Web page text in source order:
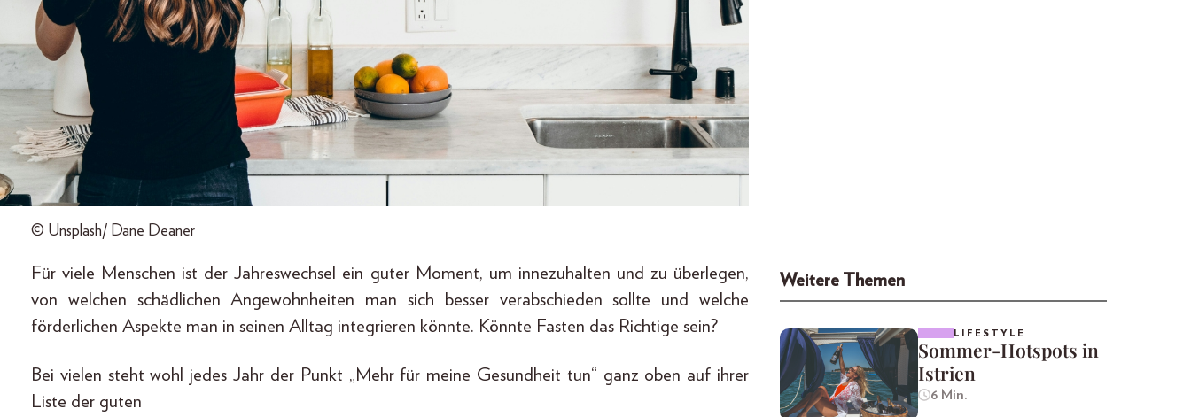
© Unsplash/ Dane Deaner
Für viele Menschen ist der Jahreswechsel ein guter Moment, um innezuhalten und zu überlegen,
von welchen schädlichen Angewohnheiten man sich besser verabschieden sollte und welche
förderlichen Aspekte man in seinen Alltag integrieren könnte. Könnte Fasten das Richtige sein?
Bei vielen steht wohl jedes Jahr der Punkt „Mehr für meine Gesundheit tun“ ganz oben auf ihrer
Liste der guten
Weitere Themen
LIFESTYLE
Sommer-Hotspots in
Istrien
6 Min.